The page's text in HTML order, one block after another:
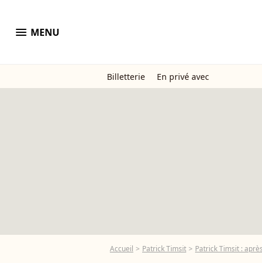
menu MENU
Billetterie En privé avec
Accueil Patrick Timsit Patrick Timsit :